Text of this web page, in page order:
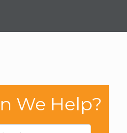
We Help?